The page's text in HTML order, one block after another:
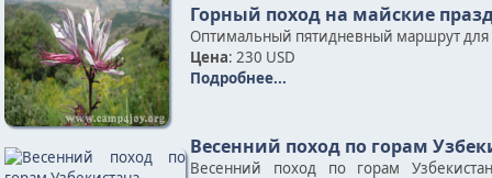
Горный поход на майские
Оптимальный пятидневный маршрут для
Цена: 230 USD
Подробнее...
Весенний поход по горам
Весенний поход по горам